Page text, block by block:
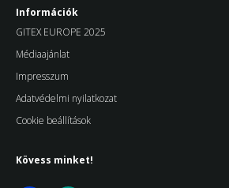
Információk
GITEX EUROPE 2025
Médiaajánlat
Impresszum
Adatvédelmi nyilatkozat
Cookie beállítások
Kövess minket!